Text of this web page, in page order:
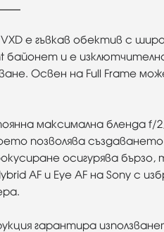
VXD e гъвкав обектив с
байонет и е
Освен на Full Frame
максимална бленда f/
позволява
осигурява
AF и Eye AF на Sony с
гарантира